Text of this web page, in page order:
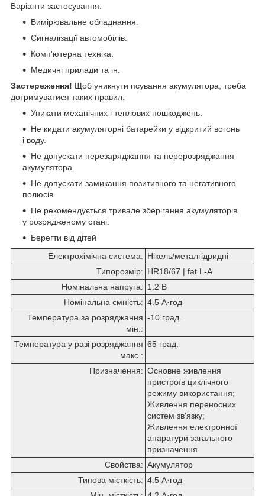
Варіанти застосування:
Вимірювальне обладнання.
Сигналізації автомобілів.
Комп'ютерна техніка.
Медичні прилади та ін.
Застереження! Щоб уникнути псування акумулятора, треба
дотримуватися таких правил:
Уникати механічних і теплових пошкоджень.
Не кидати акумуляторні батарейки у відкритий вогонь
і воду.
Не допускати перезаряджання та перерозряджання
акумулятора.
Не допускати замикання позитивного та негативного
полюсів.
Не рекомендується тривале зберігання акумуляторів
у розрядженому стані.
Берегти від дітей
Електрохімічна система: Нікель/металгідридні
Типорозмір: HR18/67 | fat L-A
Номінальна напруга: 1.2 В
Номінальна ємність: 4.5 А·год
Температура за розряджання
мін.:
-10 град.
Температура у разі розряджання
макс.:
65 град.
Призначення: Основне живлення
пристроїв циклічного
режиму використання;
Живлення переносних
систем зв'язку;
Живлення електронної
апаратури загального
призначення
Свойства: Акумулятор
Типова місткість: 4.5 А·год